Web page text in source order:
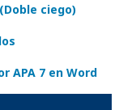
ciego)
APA 7 en Word